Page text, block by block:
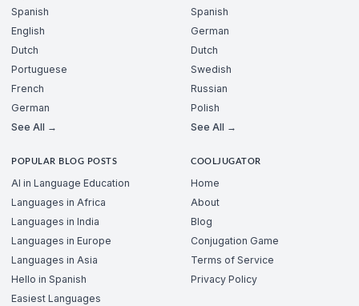
Spanish
English
Dutch
Portuguese
French
German
See All →
Spanish
German
Dutch
Swedish
Russian
Polish
See All →
POPULAR BLOG POSTS
AI in Language Education
Languages in Africa
Languages in India
Languages in Europe
Languages in Asia
Hello in Spanish
Easiest Languages
COOLJUGATOR
Home
About
Blog
Conjugation Game
Terms of Service
Privacy Policy